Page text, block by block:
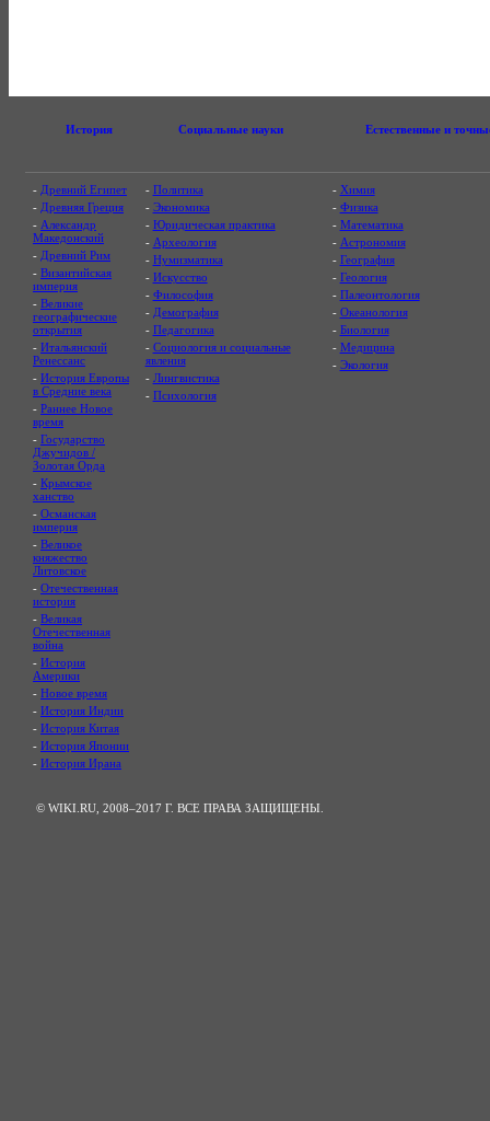
История Социальные науки Естественные и
- Древний Египет
- Древняя Греция
- Александр
Македонский
- Древний Рим
- Византийская
империя
- Великие
географические
открытия
- Итальянский
Ренессанс
- История Европы
в Средние века
- Раннее Новое
время
- Государство
Джучидов /
Золотая Орда
- Крымское
ханство
- Османская
империя
- Великое
княжество
Литовское
- Отечественная
история
- Великая
Отечественная
война
- История
Америки
- Новое время
- История Индии
- История Китая
- История Японии
- История Ирана
- Политика
- Экономика
- Юридическая практика
- Археология
- Нумизматика
- Искусство
- Философия
- Демография
- Педагогика
- Социология и социальные
явления
- Лингвистика
- Психология
- Химия
- Физика
- Математика
- Астрономия
- География
- Геология
- Палеонтология
- Океанология
- Биология
- Медицина
- Экология
© WIKI.RU, 2008–2017 Г. ВСЕ ПРАВА ЗАЩИЩЕНЫ.